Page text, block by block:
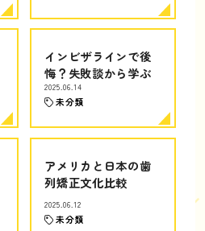
インビザラインで後
悔？失敗談から学ぶ
2025.06.14
未分類
アメリカと日本の歯
列矯正文化比較
2025.06.12
未分類